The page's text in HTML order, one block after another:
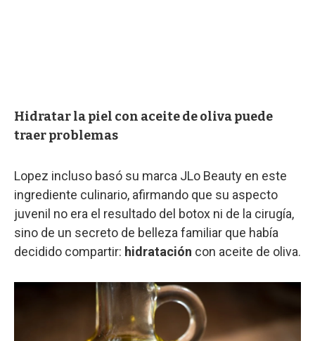
Hidratar la piel con aceite de oliva puede
traer problemas
Lopez incluso basó su marca JLo Beauty en este
ingrediente culinario, afirmando que su aspecto
juvenil no era el resultado del botox ni de la cirugía,
sino de un secreto de belleza familiar que había
decidido compartir: hidratación con aceite de oliva.